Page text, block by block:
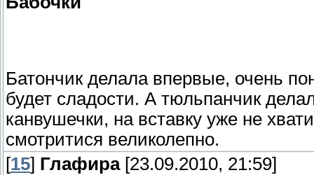
Батончик делала впервые, очень
будет сладости. А тюльпанчик
канвушечки, на вставку уже не
смотритися великолепно.
[15] Глафира[23.09.2010, 21:59]